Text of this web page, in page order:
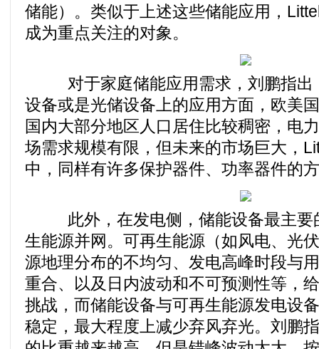
储能）。类似于上述这些储能应用，
成为重点关注的对象。
对于家庭储能应用需求，刘鹏指出
设备或是光储设备上的应用方面，欧美
国内大部分地区人口居住比较稠密，电
场需求规模有限，但未来的市场巨大，
中，同样有许多保护器件、功率器件的
此外，在发电侧，储能设备最主要
生能源并网。可再生能源（如风电、光
源地理分布的不均匀、发电高峰时段与
重合、以及日内波动和不可预测性等，
挑战，而储能设备与可再生能源发电设
稳定，最大程度上减少弃风弃光。刘鹏